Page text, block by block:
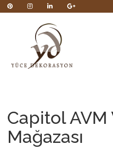
Capitol AVM
Mağazası